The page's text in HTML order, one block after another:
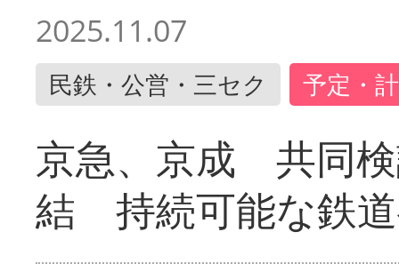
2025.11.07
民鉄・公営・三セク 予定・
京急、京成 共同
結 持続可能な鉄